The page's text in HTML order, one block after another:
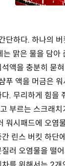
단하다. 하나의
는 맑은 물을 담아
액을 충분히 묻
푸 액을 머금은
. 무리하게 힘을
부르는 스크래치
워시패드에 오염
린스 버킷 하단
러 오염물을 떨